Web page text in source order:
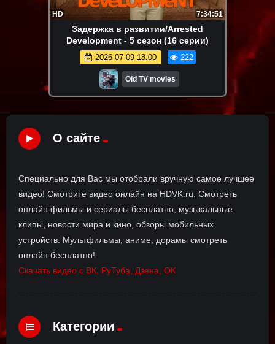
HD 7:34:51
Задержка в развитии/Arrested
Development - 5 сезон (16 серии)
2026-07-09 18:00 222
Old TV movies
О сайте
Специально для Вас мы отобрали вручную самое лучшее
видео! Смотрите видео онлайн на HDVK.ru. Смотреть
онлайн фильмы и сериалы бесплатно, музыкальные
клипы, новости мира и кино, обзоры мобильных
устройств. Мультфильмы, аниме, дорамы смотреть
онлайн бесплатно!
Скачать видео с ВК, РуТуба, Дзена, ОК
Категории